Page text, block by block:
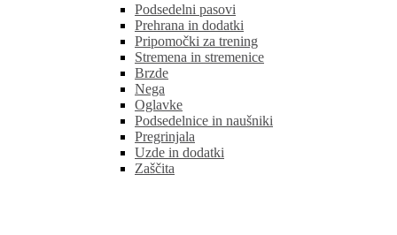
Podsedelni pasovi
Prehrana in dodatki
Pripomočki za trening
Stremena in stremenice
Brzde
Nega
Oglavke
Podsedelnice in naušniki
Pregrinjala
Uzde in dodatki
Zaščita